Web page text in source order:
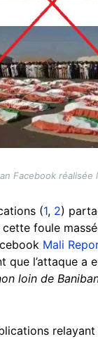
Facebook réalisée
(1, 2)
foule
Mali
que l’attaque a
loin de
relayant